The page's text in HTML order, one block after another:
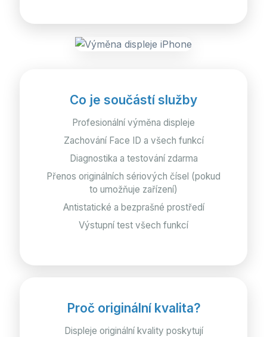
Co je součástí služby
Profesionální výměna displeje
Zachování Face ID a všech funkcí
Diagnostika a testování zdarma
Přenos originálních sériových čísel (pokud
to umožňuje zařízení)
Antistatické a bezprašné prostředí
Výstupní test všech funkcí
Proč originální kvalita?
Displeje originální kvality poskytují